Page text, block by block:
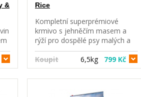
&
Rice
Kompletní superprémiové
krmivo s jehněčím masem a
rýží pro dospělé psy malých a
trpasličích plemen (1-8 let),
hypoalergenní receptura s
nízkým obsahem obilovin.
Kompletní krmivo pro dospělé
Koupit 6,5kg 799 Kč